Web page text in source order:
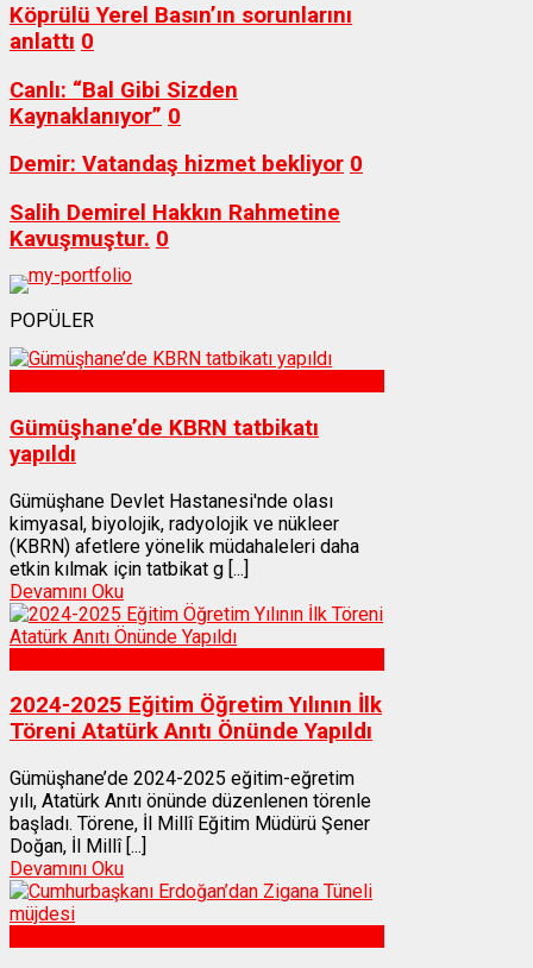
Köprülü Yerel Basın’ın sorunlarını
anlattı 0
Canlı: “Bal Gibi Sizden
Kaynaklanıyor” 0
Demir: Vatandaş hizmet bekliyor 0
Salih Demirel Hakkın Rahmetine
Kavuşmuştur. 0
POPÜLER
Gümüşhane’de KBRN tatbikatı
yapıldı
Gümüşhane Devlet Hastanesi'nde olası
kimyasal, biyolojik, radyolojik ve nükleer
(KBRN) afetlere yönelik müdahaleleri daha
etkin kılmak için tatbikat g [...]
Devamını Oku
2024-2025 Eğitim Öğretim Yılının İlk
Töreni Atatürk Anıtı Önünde Yapıldı
Gümüşhane’de 2024-2025 eğitim-eğretim
yılı, Atatürk Anıtı önünde düzenlenen törenle
başladı. Törene, İl Millî Eğitim Müdürü Şener
Doğan, İl Millî [...]
Devamını Oku